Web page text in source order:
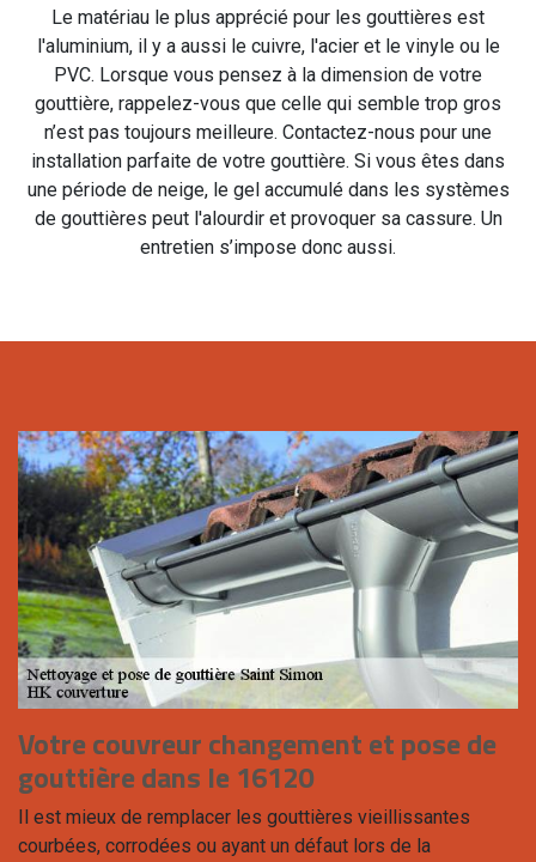
Le matériau le plus apprécié pour les gouttières est
l'aluminium, il y a aussi le cuivre, l'acier et le vinyle ou le
PVC. Lorsque vous pensez à la dimension de votre
gouttière, rappelez-vous que celle qui semble trop gros
n’est pas toujours meilleure. Contactez-nous pour une
installation parfaite de votre gouttière. Si vous êtes dans
une période de neige, le gel accumulé dans les systèmes
de gouttières peut l'alourdir et provoquer sa cassure. Un
entretien s’impose donc aussi.
Votre couvreur changement et pose de
gouttière dans le 16120
Il est mieux de remplacer les gouttières vieillissantes
courbées, corrodées ou ayant un défaut lors de la